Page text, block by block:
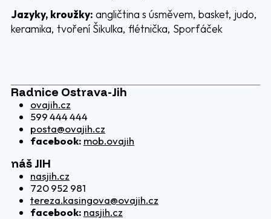
Jazyky, kroužky: angličtina s úsměvem, basket, judo,
keramika, tvoření Šikulka, flétnička, Sporťáček
Radnice Ostrava-Jih
ovajih.cz
599 444 444
posta@ovajih.cz
facebook: mob.ovajih
náš JIH
nasjih.cz
720 952 981
tereza.kasingova@ovajih.cz
facebook: nasjih.cz